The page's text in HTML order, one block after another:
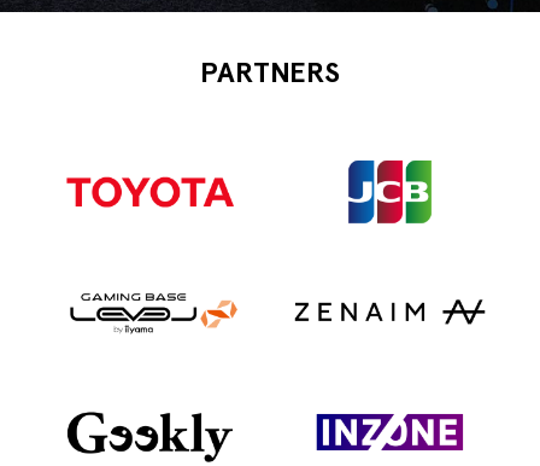
PARTNERS